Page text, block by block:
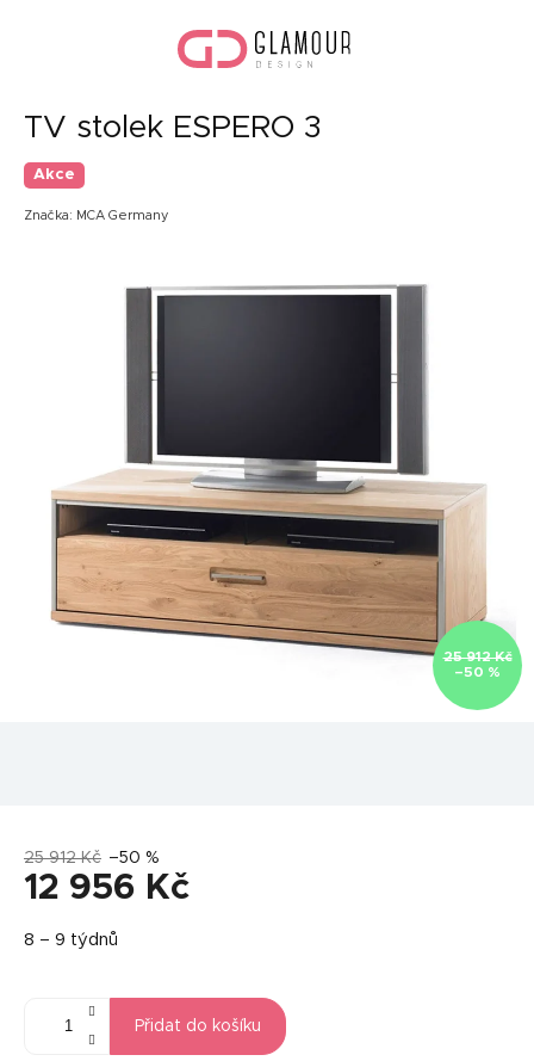
TV stolek ESPERO 3
Akce
Značka: MCA Germany
25 912 Kč
–50 %
25 912 Kč –50 %
12 956 Kč
cena:
8 – 9 týdnů
Přidat do košíku